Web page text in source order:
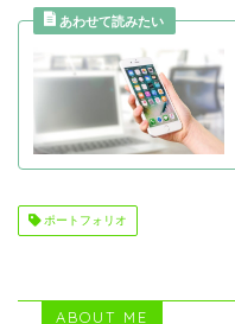
ポートフォリオ
ABOUT ME